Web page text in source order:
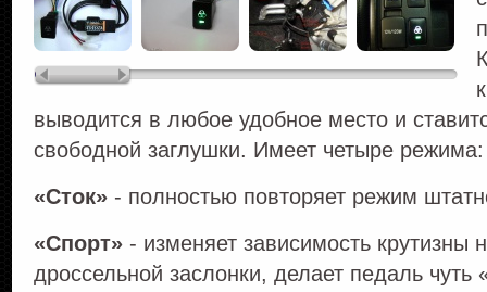
выводится в любое удобное место и
свободной заглушки. Имеет четыре режима:
«Сток» - полностью повторяет режим
«Спорт» - изменяет зависимость крутизны
дроссельной заслонки, делает педаль чуть